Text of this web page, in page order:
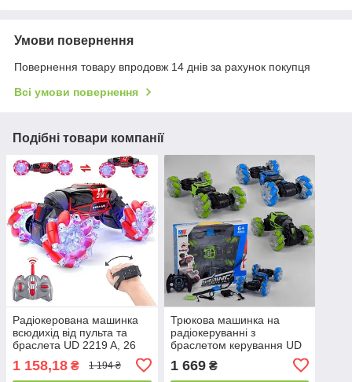
Умови повернення
Повернення товару впродовж 14 днів за рахунок покупця
Всі умови повернення
Подібні товари компанії
Радіокерована машинка
всюдихід від пульта та
браслета UD 2219 A, 26
см (1:18), роликові колеса,
акум.3,7V
1 158,18 ₴ 1 194 ₴
Трюкова машинка на
радіокеруванні з
браслетом керування UD
2196 А, 2 кольори, світло
коліс, музика, акум.6 V
1 669₴